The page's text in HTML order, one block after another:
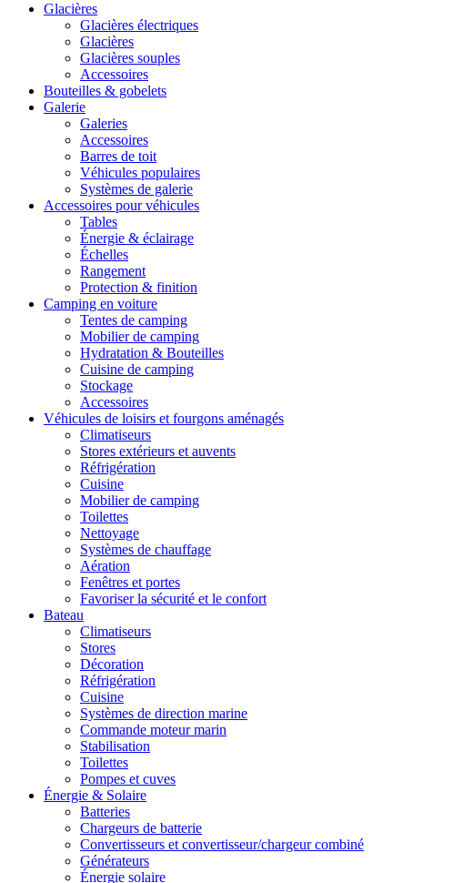
Glacières
Glacières électriques
Glacières
Glacières souples
Accessoires
Bouteilles & gobelets
Galerie
Galeries
Accessoires
Barres de toit
Véhicules populaires
Systèmes de galerie
Accessoires pour véhicules
Tables
Énergie & éclairage
Échelles
Rangement
Protection & finition
Camping en voiture
Tentes de camping
Mobilier de camping
Hydratation & Bouteilles
Cuisine de camping
Stockage
Accessoires
Véhicules de loisirs et fourgons aménagés
Climatiseurs
Stores extérieurs et auvents
Réfrigération
Cuisine
Mobilier de camping
Toilettes
Nettoyage
Systèmes de chauffage
Aération
Fenêtres et portes
Favoriser la sécurité et le confort
Bateau
Climatiseurs
Stores
Décoration
Réfrigération
Cuisine
Systèmes de direction marine
Commande moteur marin
Stabilisation
Toilettes
Pompes et cuves
Énergie & Solaire
Batteries
Chargeurs de batterie
Convertisseurs et convertisseur/chargeur combiné
Générateurs
Énergie solaire